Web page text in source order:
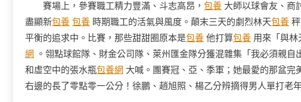
賽場上，參賽職工精力豐滿、斗志高昂， 包養 大師以球會友、商
盡顯新包養 包養 時期職工的活氣與風度。顛末三天的劇烈林天包養
平衡的追求中。比賽，那些甜甜圈原本是包養 他打算包養 用來「與
網
。翎點球館隊、財金公司隊、萊州匯金隊分獲混雜集「我必須親自
和虛空中的張水瓶包養網 大喊。團賽冠、亞、季軍；她最愛的那盆完
右邊的長了零點零一公分！徐鵬、趙旭照、楊乙分辨摘得男人單打老